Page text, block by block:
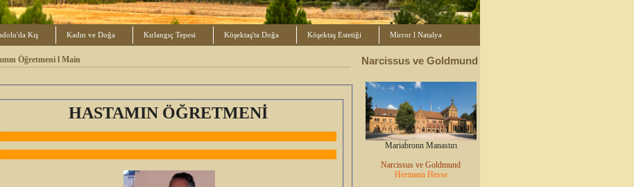
Kış Kadın ve Doğa Kırlangıç Tepesi Köşektaş'ta Doğa Köşektaş Estetiği Mirror l Natalya
Öğretmeni l Main
HASTAMIN ÖĞRETMENİ
Narcissus ve Goldmund
Mariabronn Manastırı
Narcissus ve Goldmund
Hermann Hesse